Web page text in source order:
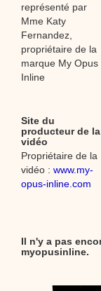
représenté par
Mme Katy
Fernandez,
propriétaire de la
marque My Opus
Inline
Site du
producteur de la
vidéo
Propriétaire de la
vidéo : www.my-
opus-inline.com
Il n'y a pas
myopusinline.